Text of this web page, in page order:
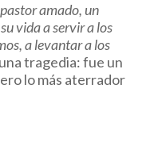
amado, un
vida a servir a los
a levantar a los
tragedia: fue un
lo más aterrador